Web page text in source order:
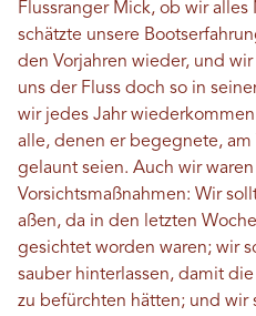
Flussranger Mick, ob wir
schätzte unsere
den Vorjahren wieder, und
uns der Fluss doch so in
wir jedes Jahr
alle, denen er begegnete, am
gelaunt seien. Auch wir
Vorsichtsmaßnahmen: Wir
aßen, da in den letzten
gesichtet worden waren; wir
sauber hinterlassen, damit
zu befürchten hätten; und wir